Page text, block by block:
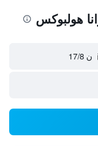
هولبوكس
ن 17/8